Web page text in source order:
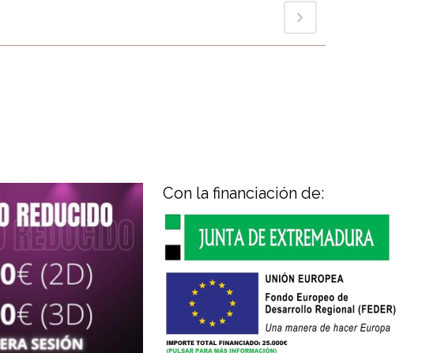
Con la financiación de: